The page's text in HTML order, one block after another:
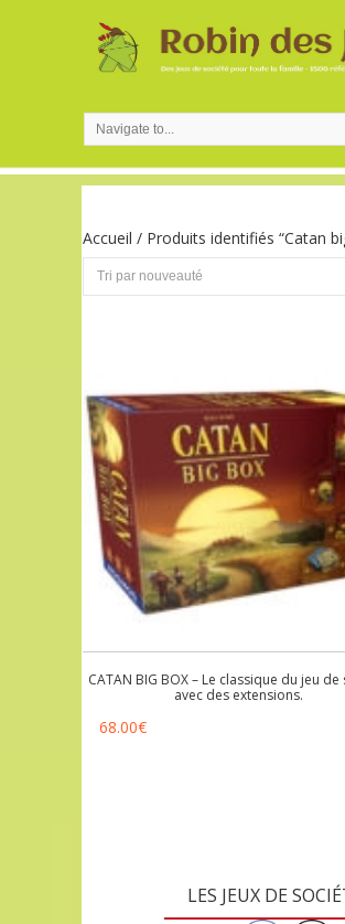
Accueil / Produits identifiés “Catan
CATAN BIG BOX – Le classique du jeu de
avec des extensions.
68.00€
LES JEUX DE